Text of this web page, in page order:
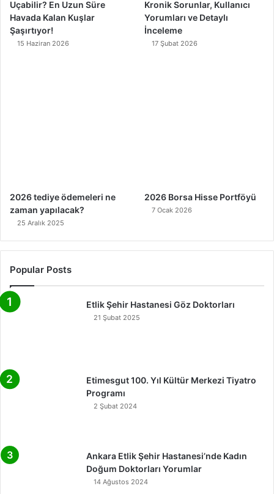
Uçabilir? En Uzun Süre
Havada Kalan Kuşlar
Şaşırtıyor!
15 Haziran 2026
Kronik Sorunlar, Kullanıcı
Yorumları ve Detaylı
İnceleme
17 Şubat 2026
2026 tediye ödemeleri ne
zaman yapılacak?
25 Aralık 2025
2026 Borsa Hisse Portföyü
7 Ocak 2026
Popular Posts
Etlik Şehir Hastanesi Göz Doktorları
21 Şubat 2025
Etimesgut 100. Yıl Kültür Merkezi Tiyatro
Programı
2 Şubat 2024
Ankara Etlik Şehir Hastanesi’nde Kadın
Doğum Doktorları Yorumlar
14 Ağustos 2024